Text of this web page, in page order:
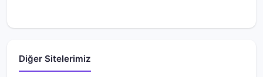
Diğer Sitelerimiz